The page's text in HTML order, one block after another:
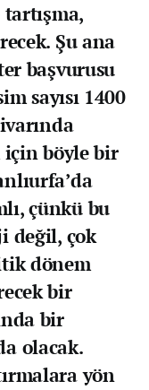
Şu ana
başvurusu
sayısı 1400
için böyle bir
çünkü bu
değil, çok
dönem
bir
bir
olacak.
yön